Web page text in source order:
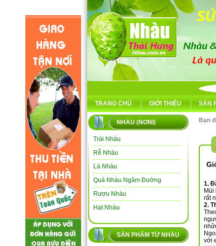
TRANG CHỦ GIỚI THIỆU SẢN
NHÀU (NONI)
Trái Nhàu
Rễ Nhàu
Lá Nhàu
Quả Nhàu Ngâm Đường
Rượu Nhàu
Hạt Nhàu
SẢN PHẨM TỪ NHÀU
Bạn
1.
Mùi
rất
2.
với